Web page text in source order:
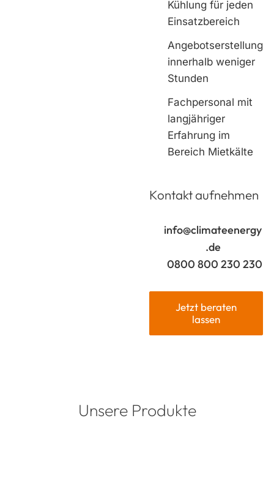
Kühlung für jeden
Einsatzbereich
Angebotserstellung
innerhalb weniger
Stunden
Fachpersonal mit
langjähriger
Erfahrung im
Bereich Mietkälte
Kontakt aufnehmen
info@climateenergy
.de
0800 800 230 230
Jetzt beraten
lassen
Unsere Produkte